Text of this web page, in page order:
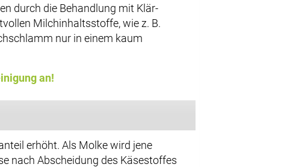
durch die Behandlung mit Klär-
Milchinhaltsstoffe, wie z. B.
nur in einem kaum
an!
erhöht. Als Molke wird jene
nach Abscheidung des Käsestoffes